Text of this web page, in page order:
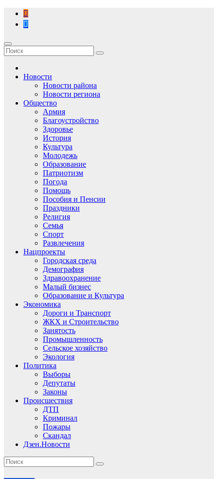
Перейти
содержимому
Новости
Новости района
Новости региона
Общество
Армия
Благоустройство
Здоровье
История
Культура
Молодежь
Образование
Патриотизм
Погода
Помощь
Пособия и Пенсии
Праздники
Религия
Семья
Спорт
Развлечения
Нацпроекты
Городская среда
Демография
Здравоохранение
Малый бизнес
Образование и Культура
Экономика
Дороги и Транспорт
ЖКХ и Строительство
Занятость
Промышленность
Сельское хозяйство
Экология
Политика
Выборы
Депутаты
Законы
Происшествия
ДТП
Криминал
Пожары
Скандал
Дзен.Новости